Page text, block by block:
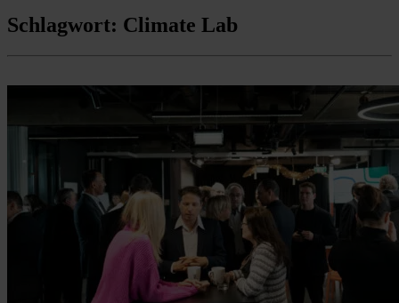
Schlagwort: Climate Lab